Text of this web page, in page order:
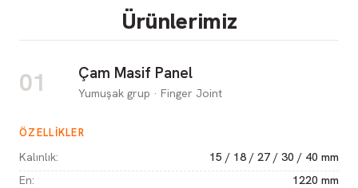
Ürünlerimiz
01 Çam Masif Panel
Yumuşak grup · Finger Joint
ÖZELLIKLER
Kalınlık:
15 / 18 / 27 / 30 / 40 mm
En:
1220 mm